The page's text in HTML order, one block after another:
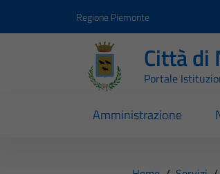
Regione Piemonte
Città di
Portale
Amministrazione